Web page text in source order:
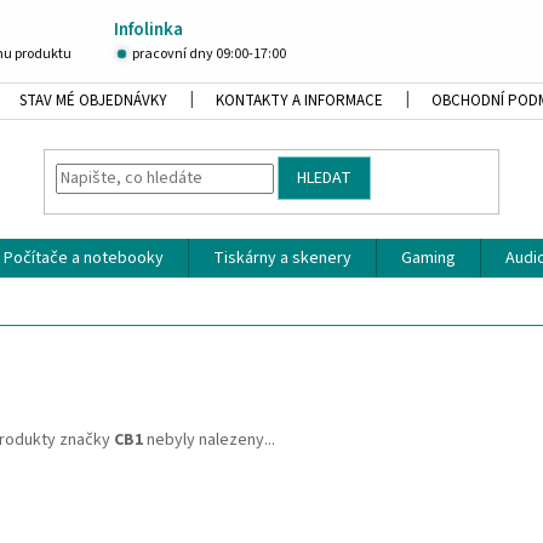
Infolinka
produktu pracovní dny 09:00-17:00
STAV MÉ OBJEDNÁVKY KONTAKTY A INFORMACE OBCHODNÍ
HLEDAT
Počítače a notebooky Tiskárny a skenery Gaming
značky CB1nebyly nalezeny...